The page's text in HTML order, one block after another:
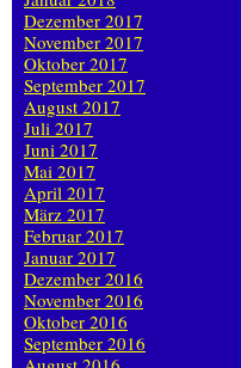
Dezember 2017
November 2017
Oktober 2017
September 2017
August 2017
Juli 2017
Juni 2017
Mai 2017
April 2017
März 2017
Februar 2017
Januar 2017
Dezember 2016
November 2016
Oktober 2016
September 2016